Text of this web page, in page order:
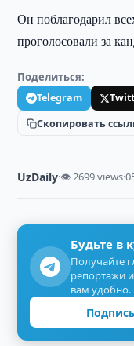
Он поблагодарил
проголосовали за
Поделиться:
Telegram
Скопировать
UzDaily·👁 2699 views·
Будьте в
Получайте
репортажи
вам удобно.